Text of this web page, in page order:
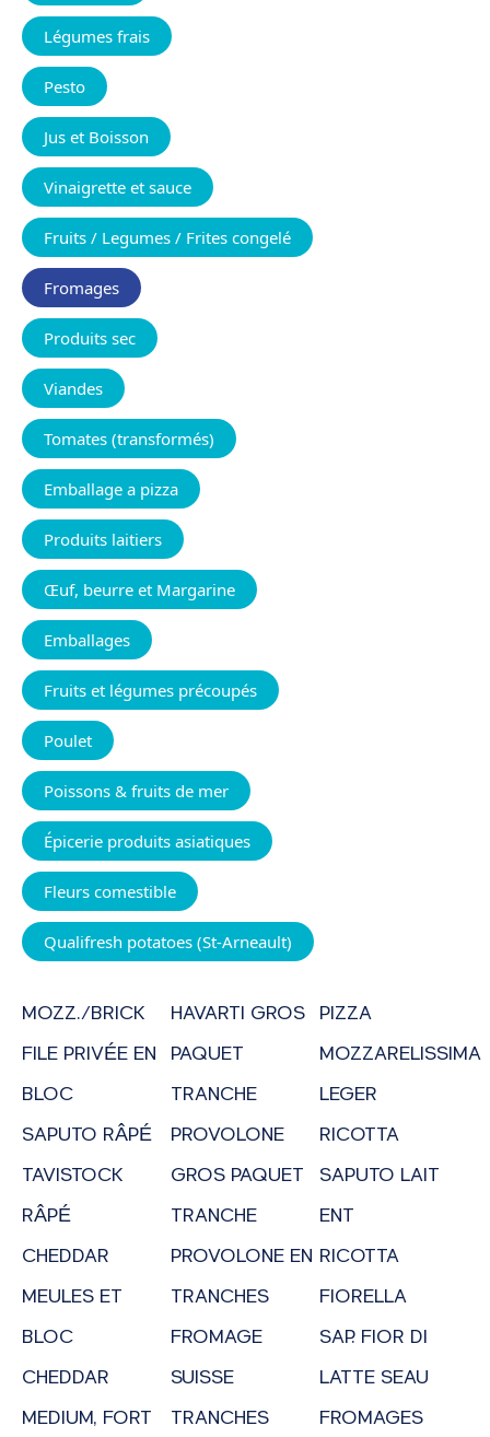
MOZZ./BRICK
FILE PRIVÉE EN
BLOC
SAPUTO RÂPÉ
TAVISTOCK
RÂPÉ
CHEDDAR
MEULES ET
BLOC
CHEDDAR
MEDIUM, FORT
HAVARTI GROS
PAQUET
TRANCHE
PROVOLONE
GROS PAQUET
TRANCHE
PROVOLONE EN
TRANCHES
FROMAGE
SUISSE
TRANCHES
PIZZA
MOZZARELISSIMA
LEGER
RICOTTA
SAPUTO LAIT
ENT
RICOTTA
FIORELLA
SAP. FIOR DI
LATTE SEAU
FROMAGES
Légumes frais
Pesto
Jus et Boisson
Vinaigrette et sauce
Fruits / Legumes / Frites congelé
Fromages
Produits sec
Viandes
Tomates (transformés)
Emballage a pizza
Produits laitiers
Œuf, beurre et Margarine
Emballages
Fruits et légumes précoupés
Poulet
Poissons & fruits de mer
Épicerie produits asiatiques
Fleurs comestible
Qualifresh potatoes (St-Arneault)